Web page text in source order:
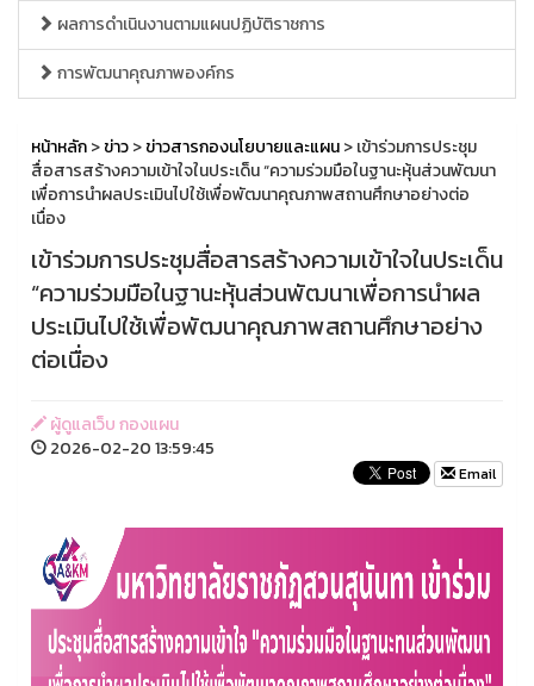
ผลการดำเนินงานตามแผนปฏิบัติราชการ
การพัฒนาคุณภาพองค์กร
หน้าหลัก>ข่าว>ข่าวสารกองนโยบายและแผน> เข้าร่วมการประชุม
สื่อสารสร้างความเข้าใจในประเด็น “ความร่วมมือในฐานะหุ้นส่วนพัฒนา
เพื่อการนำผลประเมินไปใช้เพื่อพัฒนาคุณภาพสถานศึกษาอย่างต่อ
เนื่อง
เข้าร่วมการประชุมสื่อสารสร้างความเข้าใจในประเด็น
“ความร่วมมือในฐานะหุ้นส่วนพัฒนาเพื่อการนำผล
ประเมินไปใช้เพื่อพัฒนาคุณภาพสถานศึกษาอย่าง
ต่อเนื่อง
ผู้ดูแลเว็บ กองแผน
2026-02-20 13:59:45
Email